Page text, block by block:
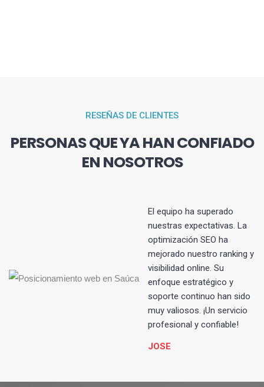
RESEÑAS DE CLIENTES
PERSONAS QUE YA HAN CONFIADO
EN NOSOTROS
El equipo ha superado
nuestras expectativas. La
optimización SEO ha
mejorado nuestro ranking y
visibilidad online. Su
enfoque estratégico y
soporte continuo han sido
muy valiosos. ¡Un servicio
profesional y confiable!
JOSE